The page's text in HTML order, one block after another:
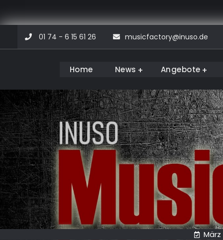
content
01 74 - 6 15 61 26 musicfactory@inuso.de
Musicfactory
Home News Angebote
März